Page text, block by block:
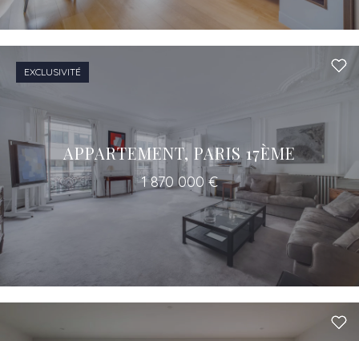
APPARTEMENT, PARIS 17ÈME
1 870 000 €
EXCLUSIVITÉ